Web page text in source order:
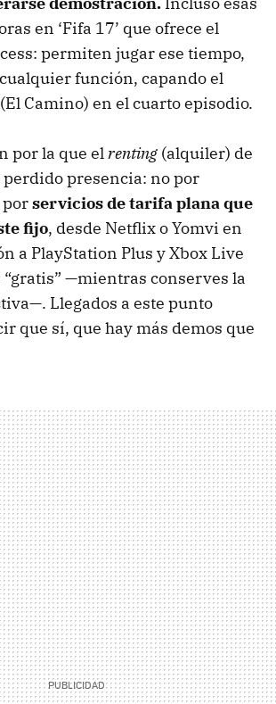
en ‘Fifa 17’ que ofrece el
permiten jugar ese tiempo,
función, capando el
Camino) en el cuarto episodio.
por la que elrenting (alquiler) de
perdido presencia: no por
servicios de tarifa plana que
fijo, desde Netflix o Yomvi en
a PlayStation Plus y Xbox Live
“gratis” —mientras conserves la
Llegados a este punto
que sí, que hay más demos que